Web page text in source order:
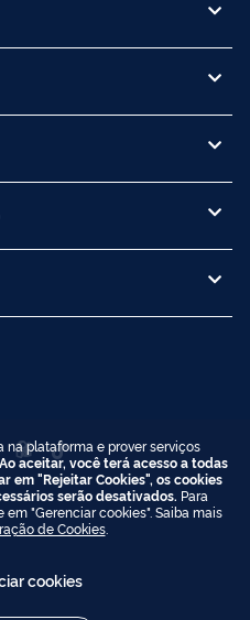
na plataforma e prover serviços
Ao aceitar, você terá acesso a todas
em "Rejeitar Cookies", os cookies
serão desativados. Para
"Gerenciar cookies". Saiba mais
de Cookies.
cookies